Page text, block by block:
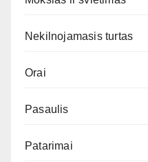
Nekilnojamasis turtas
Orai
Pasaulis
Patarimai